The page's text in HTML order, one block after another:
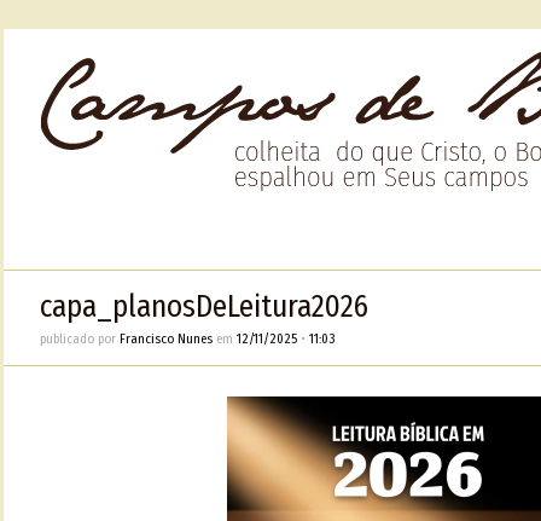
capa_planosDeLeitura2026
publicado por Francisco Nunesem 12/11/2025• 11:03